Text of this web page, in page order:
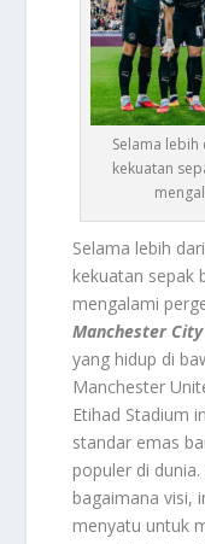
Selama
kekuatan
Selama lebih
kekuatan sepak
mengalami
Manchester City
yang hidup di
Manchester
Etihad Stadium
standar emas
populer di
bagaimana visi,
menyatu untuk